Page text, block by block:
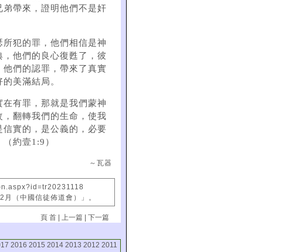
帶來，證明他們不是奸
犯的罪，他們相信是神
他們的良心復甦了，彼
們的認罪，帶來了真實
美滿結局。
有罪，那就是我們蒙神
翻轉我們的生命，使我
實的，是公義的，必要
約壹1:9）
～瓦器
（中國信徒佈道會）」。
頁 首 |上一篇 |下一篇
2016 2015 2014 2013 2012 2011